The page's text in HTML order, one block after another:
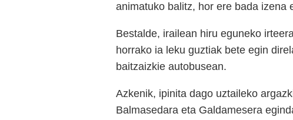
animatuko balitz, hor ere bada izena
Bestalde, irailean hiru eguneko
horrako ia leku guztiak bete egin
baitzaizkie autobusean.
Azkenik, ipinita dago uztaileko
Balmasedara eta Galdamesera